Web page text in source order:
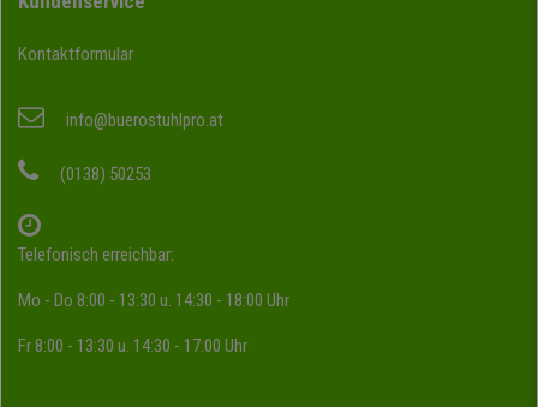
Kontaktformular
info@buerostuhlpro.at
(0138) 50253
Telefonisch erreichbar:
Mo - Do 8:00 - 13:30 u. 14:30 - 18:00 Uhr
Fr 8:00 - 13:30 u. 14:30 - 17:00 Uhr